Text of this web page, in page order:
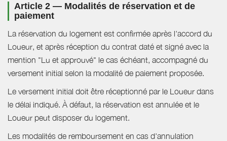
Article 2 — Modalités de réservation et de
paiement
La réservation du logement est confirmée après l'accord du
Loueur, et après réception du contrat daté et signé avec la
mention "Lu et approuvé" le cas échéant, accompagné du
versement initial selon la modalité de paiement proposée.
Le versement initial doit être réceptionné par le Loueur dans
le délai indiqué. À défaut, la réservation est annulée et le
Loueur peut disposer du logement.
Les modalités de remboursement en cas d'annulation